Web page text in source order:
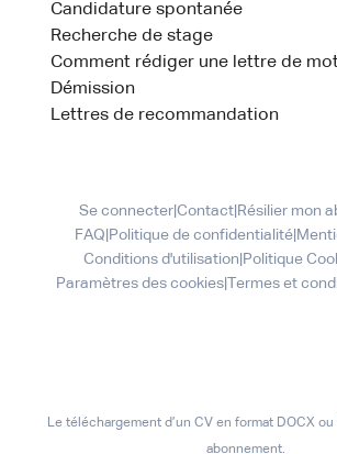
Candidature spontanée
Recherche de stage
Comment rédiger une lettre de
Démission
Lettres de recommandation
Se connecter| Contact| Résilier mon
FAQ Politique de confidentialité
Conditions d'utilisation Politique
Paramètres des cookies| Termes et
Le téléchargement d’un CV en format DOCX
abonnement.